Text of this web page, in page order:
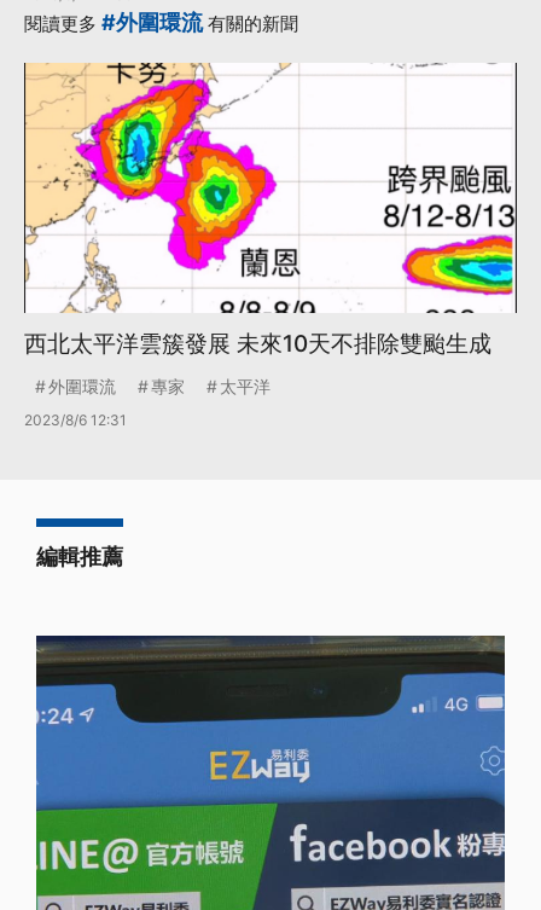
閱讀更多 #外圍環流有關的新聞
西北太平洋雲簇發展 未來10天不排除雙颱生成
外圍環流 專家 太平洋
2023/8/6 12:31
編輯推薦